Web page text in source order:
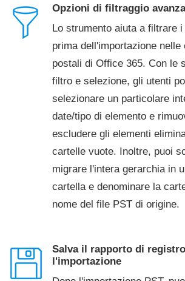
Opzioni di filtraggio
Lo strumento aiuta a filtrare
prima dell'importazione nelle
postali di Office 365. Con le
filtro e selezione, gli utenti
selezionare un particolare
date/tipo di elemento e
escludere gli elementi
cartelle vuote. Inoltre, puoi
migrare l'intera gerarchia in
cartella e denominare la
nome del file PST di origine.
Salva il rapporto di
l'importazione